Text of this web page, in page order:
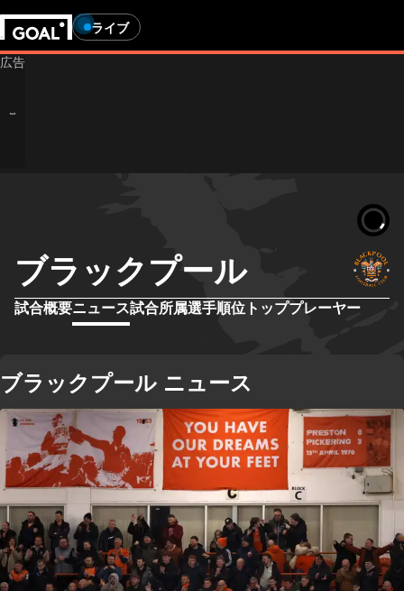
ライブ
ブラックプール
試合概要ニュース試合所属選手順位 トッププレーヤー
ブラックプール ニュース